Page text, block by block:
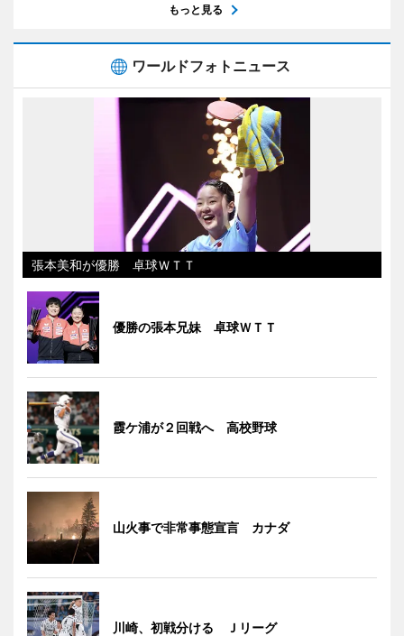
もっと見る
ワールドフォトニュース
張本美和が優勝 卓球ＷＴＴ
優勝の張本兄妹 卓球ＷＴＴ
霞ケ浦が２回戦へ 高校野球
山火事で非常事態宣言 カナダ
川崎、初戦分ける Ｊリーグ